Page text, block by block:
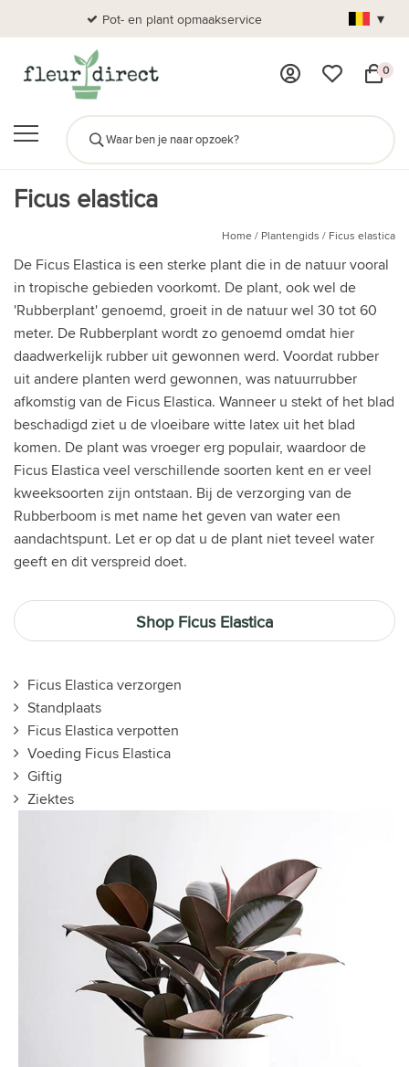
Pot- en plant opmaakservice ▾
0
Ficus elastica
Home/ Plantengids / Ficus elastica
De Ficus Elastica is een sterke plant die in de natuur vooral
in tropische gebieden voorkomt. De plant, ook wel de
'Rubberplant' genoemd, groeit in de natuur wel 30 tot 60
meter. De Rubberplant wordt zo genoemd omdat hier
daadwerkelijk rubber uit gewonnen werd. Voordat rubber
uit andere planten werd gewonnen, was natuurrubber
afkomstig van de Ficus Elastica. Wanneer u stekt of het blad
beschadigd ziet u de vloeibare witte latex uit het blad
komen. De plant was vroeger erg populair, waardoor de
Ficus Elastica veel verschillende soorten kent en er veel
kweeksoorten zijn ontstaan. Bij de verzorging van de
Rubberboom is met name het geven van water een
aandachtspunt. Let er op dat u de plant niet teveel water
geeft en dit verspreid doet.
Shop Ficus Elastica
Ficus Elastica verzorgen
Standplaats
Ficus Elastica verpotten
Voeding Ficus Elastica
Giftig
Ziektes